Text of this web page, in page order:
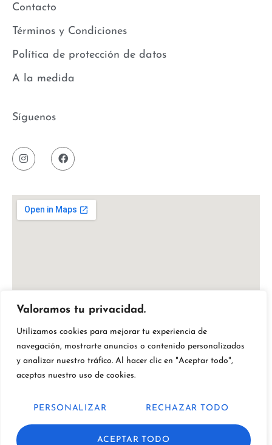
Valoramos tu privacidad.
Utilizamos cookies para mejorar tu experiencia de
navegación, mostrarte anuncios o contenido personalizados
y analizar nuestro tráfico. Al hacer clic en "Aceptar todo",
aceptas nuestro uso de cookies.
PERSONALIZAR RECHAZAR TODO
ACEPTAR TODO
Contacto
Términos y Condiciones
Política de protección de datos
A la medida
Síguenos